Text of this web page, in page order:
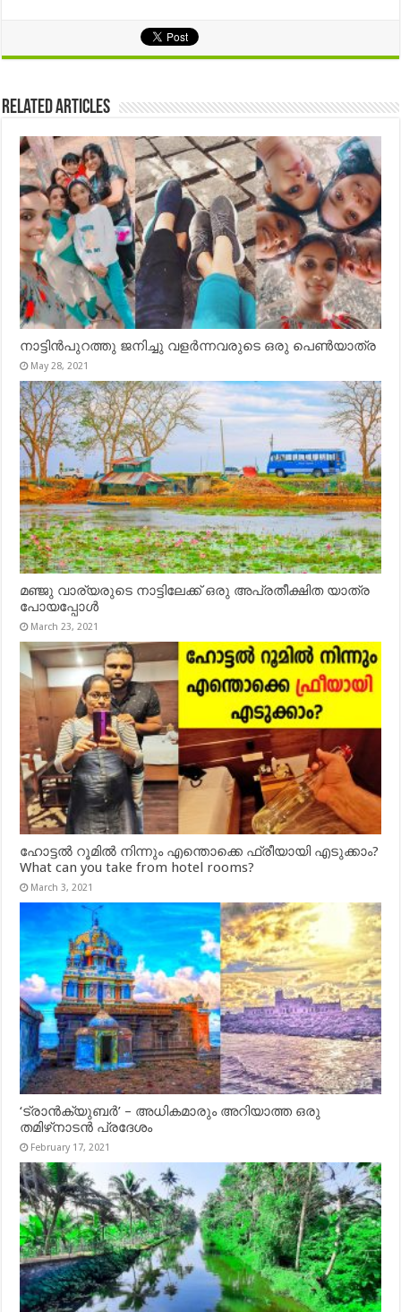
Related Articles
നാട്ടിൻപുറത്തു ജനിച്ചു വളർന്നവരുടെ ഒരു പെൺയാത്ര
May 28, 2021
മഞ്ജു വാര്യരുടെ നാട്ടിലേക്ക് ഒരു അപ്രതീക്ഷിത യാത്ര
പോയപ്പോൾ
March 23, 2021
ഹോട്ടൽ റൂമിൽ നിന്നും എന്തൊക്കെ ഫ്രീയായി എടുക്കാം?
What can you take from hotel rooms?
March 3, 2021
‘ട്രാൻക്യുബർ’ – അധികമാരും അറിയാത്ത ഒരു
തമിഴ്‌നാടൻ പ്രദേശം
February 17, 2021